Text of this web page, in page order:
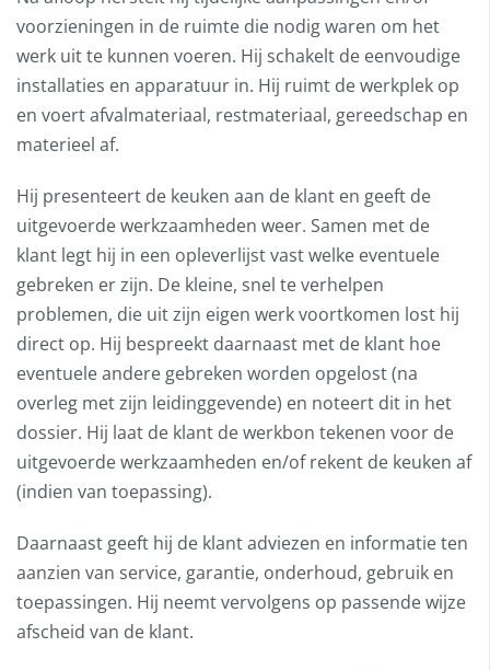
voorzieningen in de ruimte die nodig waren om het
werk uit te kunnen voeren. Hij schakelt de eenvoudige
installaties en apparatuur in. Hij ruimt de werkplek op
en voert afvalmateriaal, restmateriaal, gereedschap en
materieel af.
Hij presenteert de keuken aan de klant en geeft de
uitgevoerde werkzaamheden weer. Samen met de
klant legt hij in een opleverlijst vast welke eventuele
gebreken er zijn. De kleine, snel te verhelpen
problemen, die uit zijn eigen werk voortkomen lost hij
direct op. Hij bespreekt daarnaast met de klant hoe
eventuele andere gebreken worden opgelost (na
overleg met zijn leidinggevende) en noteert dit in het
dossier. Hij laat de klant de werkbon tekenen voor de
uitgevoerde werkzaamheden en/of rekent de keuken af
(indien van toepassing).
Daarnaast geeft hij de klant adviezen en informatie ten
aanzien van service, garantie, onderhoud, gebruik en
toepassingen. Hij neemt vervolgens op passende wijze
afscheid van de klant.